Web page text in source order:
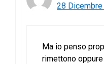
28
Ma io penso
rimettono